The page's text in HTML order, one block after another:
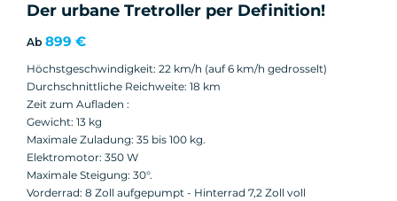
Der urbane Tretroller per Definition!
Ab 899 €
Höchstgeschwindigkeit: 22 km/h (auf 6 km/h gedrosselt)
Durchschnittliche Reichweite: 18 km
Zeit zum Aufladen :
Gewicht: 13 kg
Maximale Zuladung: 35 bis 100 kg.
Elektromotor: 350 W
Maximale Steigung: 30°.
Vorderrad: 8 Zoll aufgepumpt - Hinterrad 7,2 Zoll voll